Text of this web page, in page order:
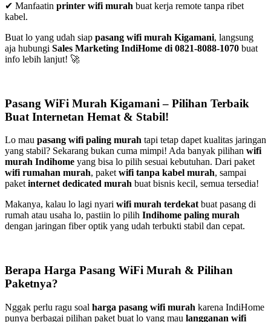
✔ Manfaatin printer wifi murah buat kerja remote tanpa ribet
kabel.
Buat lo yang udah siap pasang wifi murah Kigamani, langsung
aja hubungi Sales Marketing IndiHome di 0821-8088-1070 buat
info lebih lanjut! 🚀
Pasang WiFi Murah Kigamani – Pilihan Terbaik
Buat Internetan Hemat & Stabil!
Lo mau pasang wifi paling murah tapi tetap dapet kualitas jaringan
yang stabil? Sekarang bukan cuma mimpi! Ada banyak pilihan wifi
murah Indihome yang bisa lo pilih sesuai kebutuhan. Dari paket
wifi rumahan murah, paketwifi tanpa kabel murah, sampai
paketinternet dedicated murah buat bisnis kecil, semua tersedia!
Makanya, kalau lo lagi nyari wifi murah terdekatbuat pasang di
rumah atau usaha lo, pastiin lo pilih Indihome paling murah
dengan jaringan fiber optik yang udah terbukti stabil dan cepat.
Berapa Harga Pasang WiFi Murah & Pilihan
Paketnya?
Nggak perlu ragu soal harga pasang wifi murah karena IndiHome
punya berbagai pilihan paket buat lo yang mau langganan wifi